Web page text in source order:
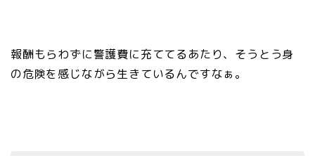
報酬もらわずに警護費に充ててるあたり、そうとう身
の危険を感じながら生きているんですなぁ。